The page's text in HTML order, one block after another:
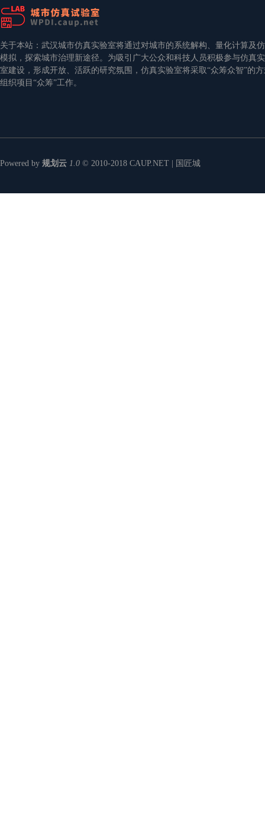
关于本站：武汉城市仿真实验室将通过对城市的系统解构、量化计算及
模拟，探索城市治理新途径。为吸引广大公众和科技人员积极参与仿真
室建设，形成开放、活跃的研究氛围，仿真实验室将采取“众筹众智”的
组织项目“众筹”工作。
Powered by 规划云 1.0 © 2010-2018 CAUP.NET | 国匠城